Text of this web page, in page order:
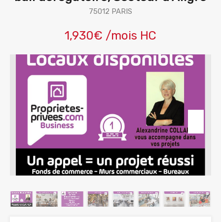
75012 PARIS
1,930€ /mois HC